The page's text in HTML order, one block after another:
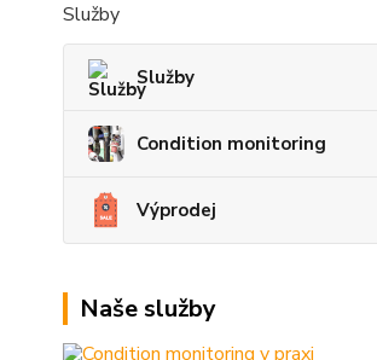
Služby
Služby
Condition monitoring
Výprodej
Naše služby